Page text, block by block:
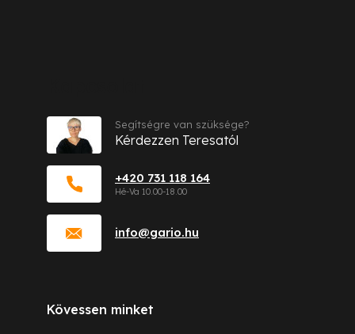
info@gario.hu
+420 731 118 164
Segítségre van szüksége?
Kérdezzen Teresatól
Kövessen minket